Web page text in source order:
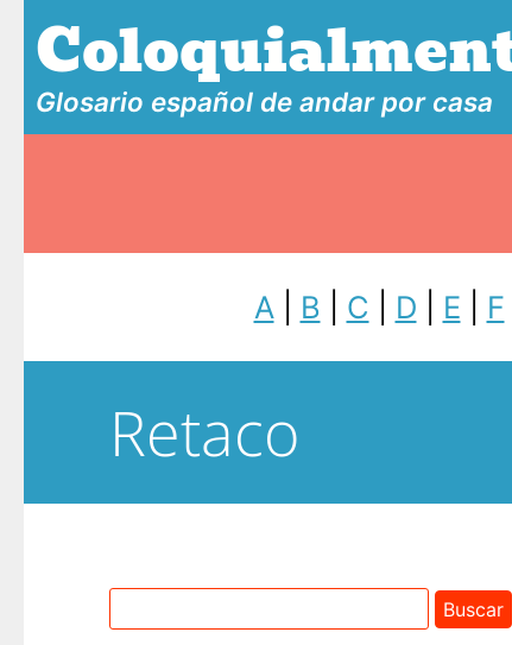
Glosario español de andar por casa
A B C D E F
Retaco